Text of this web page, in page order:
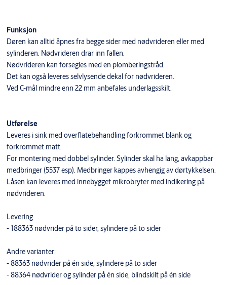
Funksjon
Døren kan alltid åpnes fra begge sider med nødvrideren eller med
sylinderen. Nødvrideren drar inn fallen.
Nødvrideren kan forsegles med en plomberingstråd.
Det kan også leveres selvlysende dekal for nødvrideren.
Ved C-mål mindre enn 22 mm anbefales underlagsskilt.
Utførelse
Leveres i sink med overflatebehandling forkrommet blank og
forkrommet matt.
For montering med dobbel sylinder. Sylinder skal ha lang, avkappbar
medbringer (5537 esp). Medbringer kappes avhengig av dørtykkelsen.
Låsen kan leveres med innebygget mikrobryter med indikering på
nødvrideren.
Levering
- 188363 nødvrider på to sider, sylindere på to sider
Andre varianter:
- 88363 nødvrider på én side, sylindere på to sider
- 88364 nødvrider og sylinder på én side, blindskilt på én side